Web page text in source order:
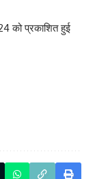
को प्रकाशित हुई